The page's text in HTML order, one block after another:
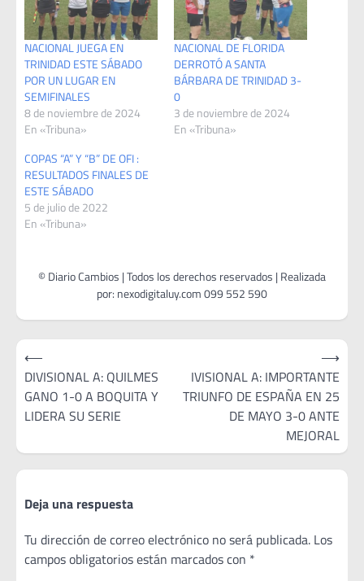
NACIONAL JUEGA EN
TRINIDAD ESTE SÁBADO
POR UN LUGAR EN
SEMIFINALES
8 de noviembre de 2024
En «Tribuna»
NACIONAL DE FLORIDA
DERROTÓ A SANTA
BÁRBARA DE TRINIDAD 3-
0
3 de noviembre de 2024
En «Tribuna»
COPAS “A” Y “B” DE OFI :
RESULTADOS FINALES DE
ESTE SÁBADO
5 de julio de 2022
En «Tribuna»
Navegación
de
entradas
⟵
DIVISIONAL A: QUILMES
GANO 1-0 A BOQUITA Y
LIDERA SU SERIE
IVISIONAL A: IMPORTANTE
TRIUNFO DE ESPAÑA EN 25
DE MAYO 3-0 ANTE
MEJORAL
⟶
Deja una respuesta
Tu dirección de correo electrónico no será publicada. Los
campos obligatorios están marcados con *